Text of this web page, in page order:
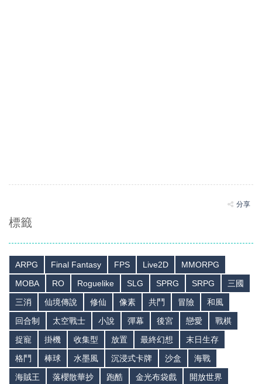
分享
標籤
ARPG Final Fantasy FPS Live2D
MMORPG
MOBA
RO Roguelike SLG SPRG SRPG
三國
三消
仙境傳說 修仙 像素 共鬥 冒險
和風
回合制
太空戰士 小說 彈幕 後宮 戀愛
戰棋
捉寵
掛機 收集型 放置 最終幻想
末日生存
格鬥
棒球 水墨風 沉浸式卡牌 沙盒
海戰
海賊王
落櫻散華抄 跑酷 金光布袋戲
開放世界